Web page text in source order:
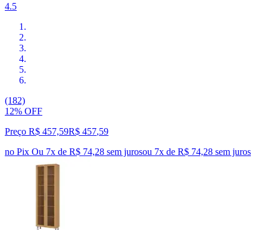
4.5
(182)
12% OFF
Preço R$ 457,59R$ 457,59
no Pix Ou 7x de R$ 74,28 sem jurosou 7x de R$ 74,28 sem juros